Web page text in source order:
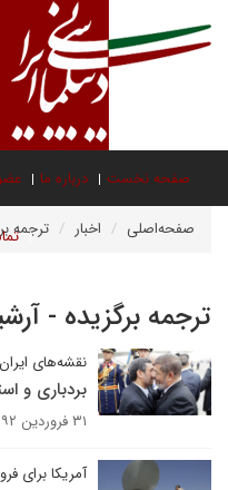
صفحه نخست درباره ما
صفحه‌اصلی اخبار ترجمه
ترجمه برگزیده -
نقشه‌های
بردباری و
۳۱ فروردین ۱۳۹۲